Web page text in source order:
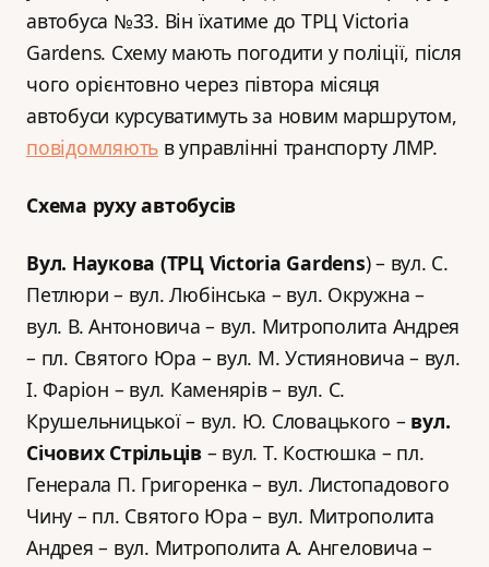
автобуса №33. Він їхатиме до ТРЦ Victoria
Gardens. Схему мають погодити у поліції, після
чого орієнтовно через півтора місяця
автобуси курсуватимуть за новим маршрутом,
повідомляють в управлінні транспорту ЛМР.
Схема руху автобусів
Вул. Наукова (ТРЦ Victoria Gardens) – вул. С.
Петлюри – вул. Любінська – вул. Окружна –
вул. В. Антоновича – вул. Митрополита Андрея
– пл. Святого Юра – вул. М. Устияновича – вул.
І. Фаріон – вул. Каменярів – вул. С.
Крушельницької – вул. Ю. Словацького – вул.
Січових Стрільців– вул. Т. Костюшка – пл.
Генерала П. Григоренка – вул. Листопадового
Чину – пл. Святого Юра – вул. Митрополита
Андрея – вул. Митрополита А. Ангеловича –